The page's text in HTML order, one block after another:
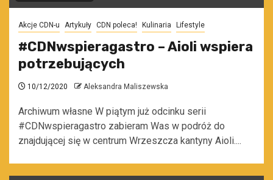
Akcje CDN-u Artykuły CDN poleca! Kulinaria Lifestyle
#CDNwspieragastro – Aioli wspiera
potrzebujących
10/12/2020 Aleksandra Maliszewska
Archiwum własne W piątym już odcinku serii
#CDNwspieragastro zabieram Was w podróż do
znajdującej się w centrum Wrzeszcza kantyny Aioli....